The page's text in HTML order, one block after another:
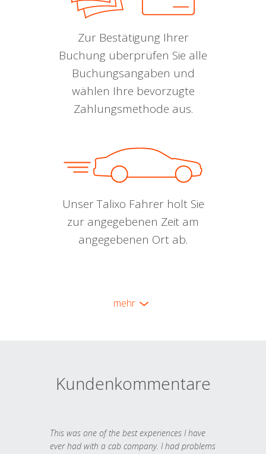
Zur Bestätigung Ihrer
Buchung überprüfen Sie alle
Buchungsangaben und
wählen Ihre bevorzugte
Zahlungsmethode aus.
Unser Talixo Fahrer holt Sie
zur angegebenen Zeit am
angegebenen Ort ab.
mehr
Kundenkommentare
This was one of the best experiences I have
ever had with a cab company. I had problems